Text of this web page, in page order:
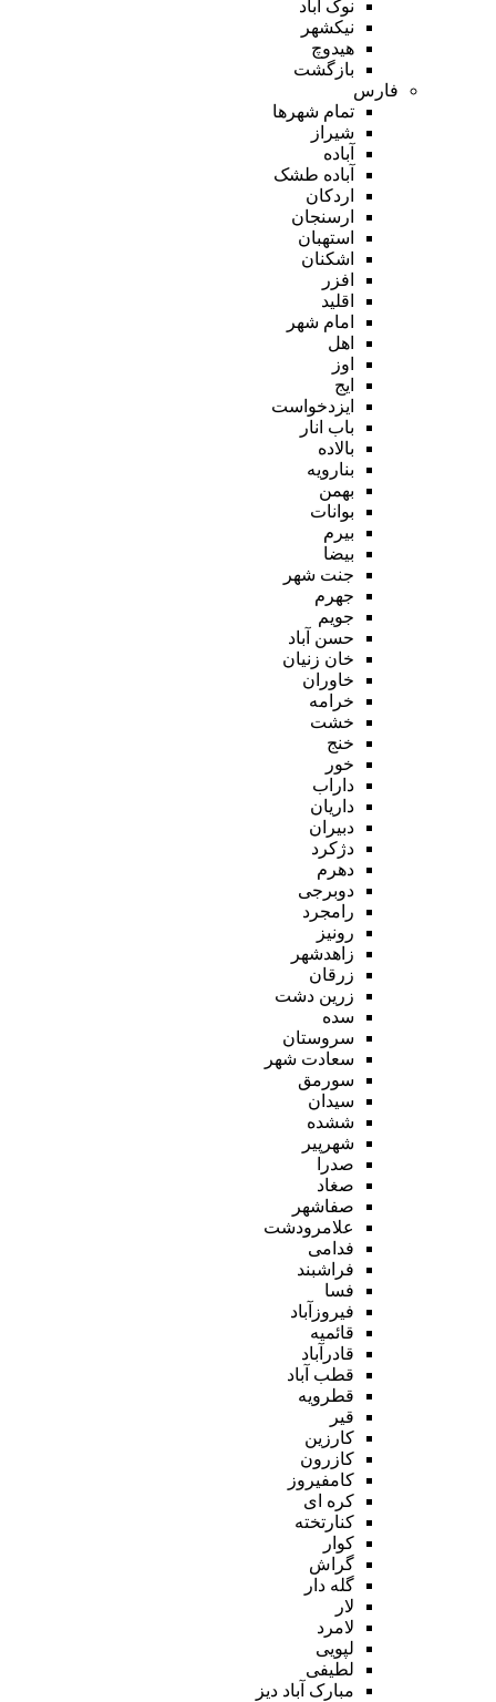
نوک آباد
نیکشهر
هیدوچ
بازگشت
فارس
تمام شهر‌ها
شیراز
آباده
آباده طشک
اردکان
ارسنجان
استهبان
اشکنان
افزر
اقلید
امام شهر
اهل
اوز
ایج
ایزدخواست
باب انار
بالاده
بنارویه
بهمن
بوانات
بیرم
بیضا
جنت شهر
جهرم
جویم
حسن آباد
خان زنیان
خاوران
خرامه
خشت
خنج
خور
داراب
داریان
دبیران
دژکرد
دهرم
دوبرجی
رامجرد
رونیز
زاهدشهر
زرقان
زرین دشت
سده
سروستان
سعادت شهر
سورمق
سیدان
ششده
شهرپیر
صدرا
صغاد
صفاشهر
علامرودشت
فدامی
فراشبند
فسا
فیروزآباد
قائمیه
قادرآباد
قطب آباد
قطرویه
قیر
کارزین
کازرون
کامفیروز
کره ای
کنارتخته
کوار
گراش
گله دار
لار
لامرد
لپویی
لطیفی
مبارک آباد دیز